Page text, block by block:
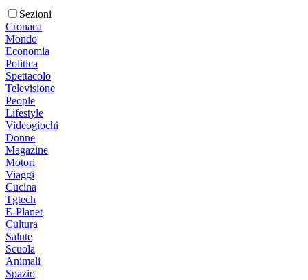
Sezioni
Cronaca
Mondo
Economia
Politica
Spettacolo
Televisione
People
Lifestyle
Videogiochi
Donne
Magazine
Motori
Viaggi
Cucina
Tgtech
E-Planet
Cultura
Salute
Scuola
Animali
Spazio